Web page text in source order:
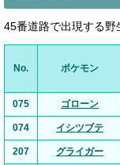
45番道路で出現する野
No. ポケモン
075 ゴローン
074 イシツブテ
207 グライガー